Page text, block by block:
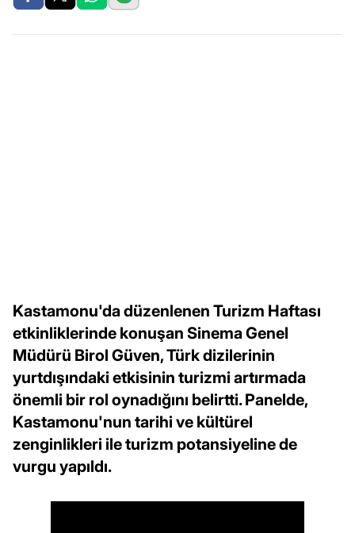
Kastamonu'da düzenlenen Turizm Haftası
etkinliklerinde konuşan Sinema Genel
Müdürü Birol Güven, Türk dizilerinin
yurtdışındaki etkisinin turizmi artırmada
önemli bir rol oynadığını belirtti. Panelde,
Kastamonu'nun tarihi ve kültürel
zenginlikleri ile turizm potansiyeline de
vurgu yapıldı.